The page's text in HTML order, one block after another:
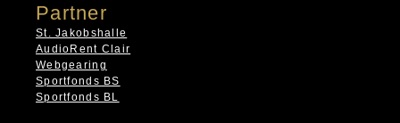
Partner
St. Jakobshalle
AudioRent Clair
Webgearing
Sportfonds BS
Sportfonds BL